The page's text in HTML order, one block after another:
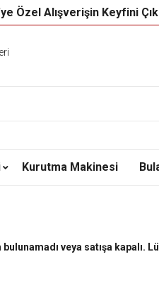
Özel Alışverişin Keyfini
Kurutma Makinesi
veya satışa kapalı.